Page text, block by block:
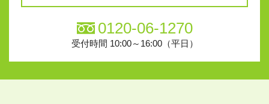
0120-06-1270
受付時間 10:00～16:00（平日）